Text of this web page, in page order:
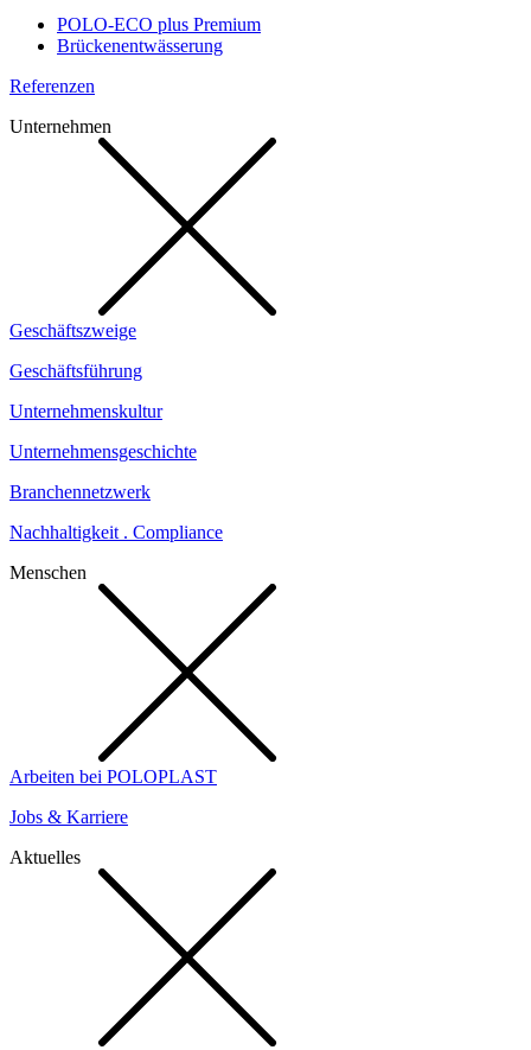
POLO-ECO plus Premium
Brückenentwässerung
Referenzen
Unternehmen
Geschäftszweige
Geschäftsführung
Unternehmenskultur
Unternehmensgeschichte
Branchennetzwerk
Nachhaltigkeit . Compliance
Menschen
Arbeiten bei POLOPLAST
Jobs & Karriere
Aktuelles